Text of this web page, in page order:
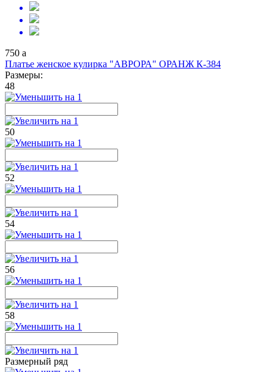
750 a
Платье женское кулирка "АВРОРА" ОРАНЖ К-384
Размеры:
48
50
52
54
56
58
Размерный ряд